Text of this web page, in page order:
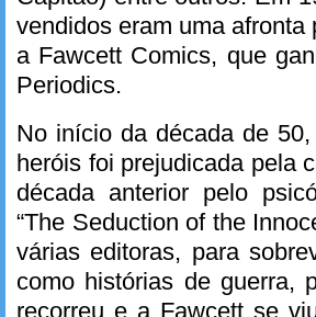
vendidos eram uma
a Fawcett Comics, que
Periodics.
No início da década de
heróis foi prejudicada pela
década anterior pelo
“The Seduction of the
várias editoras, para
como histórias de guerra,
recorreu e a Fawcett se